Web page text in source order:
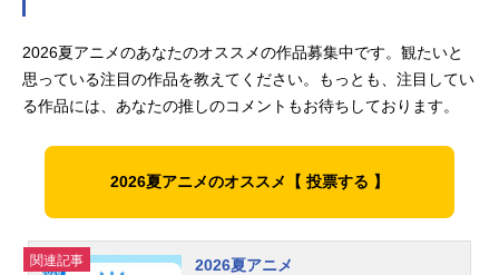
2026夏アニメのあなたのオススメの作品募集中です。観たいと
思っている注目の作品を教えてください。もっとも、注目してい
る作品には、あなたの推しのコメントもお待ちしております。
2026夏アニメのオススメ【 投票する 】
関連記事
2026夏アニメ